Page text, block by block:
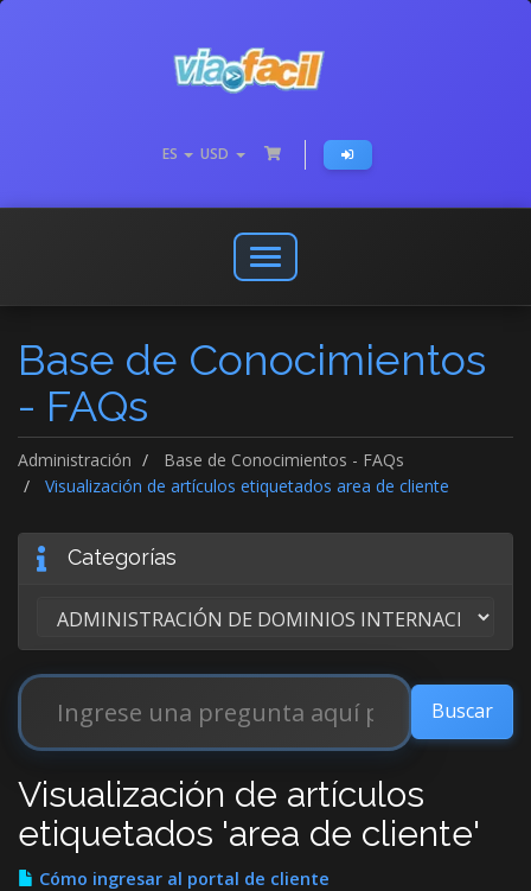
ES USD
Abrir
o
menú
de
Base de Conocimientos
- FAQs
Administración
Base de Conocimientos - FAQs
Visualización de artículos etiquetados area de cliente
Categorías
Visualización de artículos
etiquetados 'area de cliente'
Cómo ingresar al portal de cliente